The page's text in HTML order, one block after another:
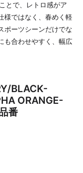
とで、レトロ感がア
様ではなく、春めく軽
ポーツシーンだけでな
も合わせやすく、幅広
BLACK-
ORANGE-
番